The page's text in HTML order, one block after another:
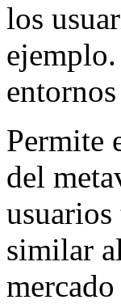
los
Permite
del
usuarios
similar